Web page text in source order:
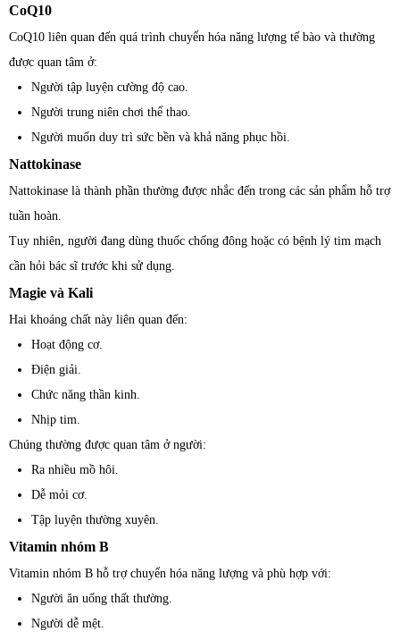
CoQ10
CoQ10 liên quan đến quá trình chuyển hóa năng lượng tế bào và thường
được quan tâm ở:
Người tập luyện cường độ cao.
Người trung niên chơi thể thao.
Người muốn duy trì sức bền và khả năng phục hồi.
Nattokinase
Nattokinase là thành phần thường được nhắc đến trong các sản phẩm hỗ trợ
tuần hoàn.
Tuy nhiên, người đang dùng thuốc chống đông hoặc có bệnh lý tim mạch
cần hỏi bác sĩ trước khi sử dụng.
Magie và Kali
Hai khoáng chất này liên quan đến:
Hoạt động cơ.
Điện giải.
Chức năng thần kinh.
Nhịp tim.
Chúng thường được quan tâm ở người:
Ra nhiều mồ hôi.
Dễ mỏi cơ.
Tập luyện thường xuyên.
Vitamin nhóm B
Vitamin nhóm B hỗ trợ chuyển hóa năng lượng và phù hợp với:
Người ăn uống thất thường.
Người dễ mệt.